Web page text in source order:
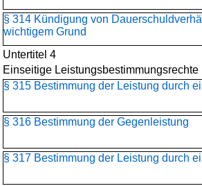
§ 314 Kündigung von
wichtigem Grund
Untertitel 4
Einseitige Leistungsbestimmungsrechte
§ 315 Bestimmung der Leistung durch
§ 316 Bestimmung der Gegenleistung
§ 317 Bestimmung der Leistung durch